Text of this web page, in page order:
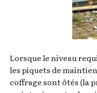
Lorsque le niveau
les piquets de
coffrage sont ôtés (la